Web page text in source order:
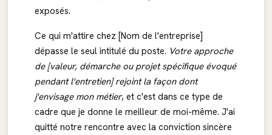
exposés.
Ce qui m'attire chez [Nom de l'entreprise]
dépasse le seul intitulé du poste. Votre approche
de [valeur, démarche ou projet spécifique évoqué
pendant l'entretien] rejoint la façon dont
j'envisage mon métier, et c'est dans ce type de
cadre que je donne le meilleur de moi-même. J'ai
quitté notre rencontre avec la conviction sincère